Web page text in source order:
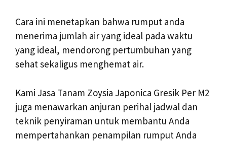
Cara ini menetapkan bahwa rumput anda
menerima jumlah air yang ideal pada waktu
yang ideal, mendorong pertumbuhan yang
sehat sekaligus menghemat air.
Kami Jasa Tanam Zoysia Japonica Gresik Per M2
juga menawarkan anjuran perihal jadwal dan
teknik penyiraman untuk membantu Anda
mempertahankan penampilan rumput Anda